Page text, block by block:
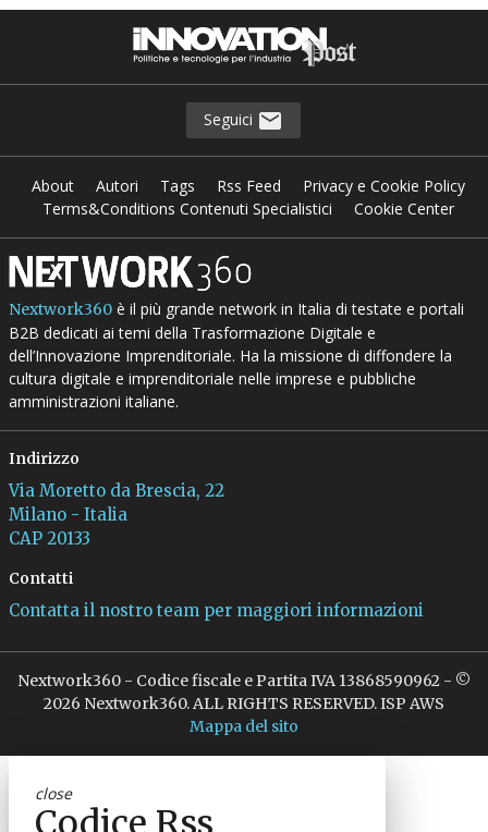
Seguici
About Autori Tags Rss Feed
Privacy e Cookie Policy
Terms&Conditions Contenuti Specialistici
Cookie Center
Nextwork360è il più grande network in Italia di testate e portali
B2B dedicati ai temi della Trasformazione Digitale e
dell’Innovazione Imprenditoriale. Ha la missione di diffondere la
cultura digitale e imprenditoriale nelle imprese e pubbliche
amministrazioni italiane.
Indirizzo
Via Moretto da Brescia, 22
Milano - Italia
CAP 20133
Contatti
Contatta il nostro team per maggiori informazioni
Nextwork360 - Codice fiscale e Partita IVA 13868590962 - ©
2026 Nextwork360. ALL RIGHTS RESERVED. ISP AWS
Mappa del sito
close
Codice Rss